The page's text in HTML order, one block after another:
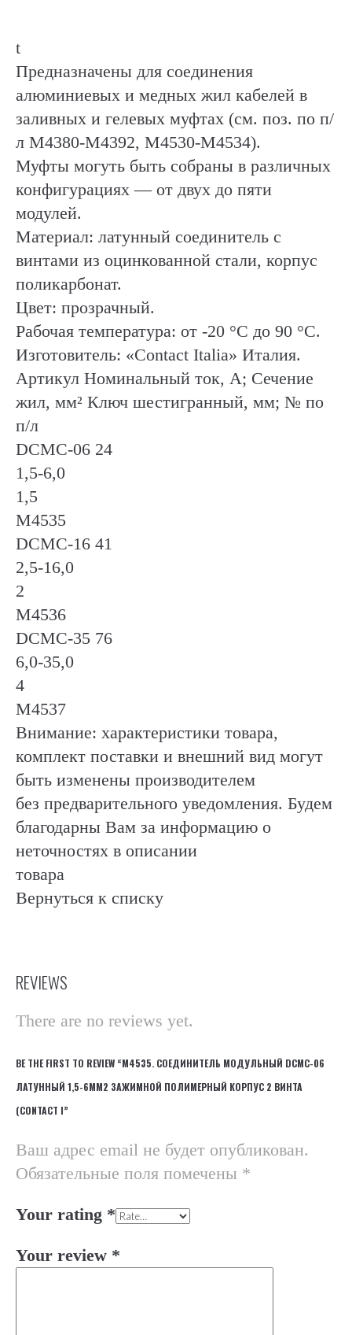
t
Предназначены для соединения
алюминиевых и медных жил кабелей в
заливных и гелевых муфтах (см. поз. по п/
л М4380-М4392, М4530-М4534).
Муфты могуть быть собраны в различных
конфигурациях — от двух до пяти
модулей.
Материал: латунный соединитель с
винтами из оцинкованной стали, корпус
поликарбонат.
Цвет: прозрачный.
Рабочая температура: от -20 °C до 90 °C.
Изготовитель: «Contact Italiа» Италия.
Артикул Номинальный ток, А; Сечение
жил, мм² Ключ шестигранный, мм; № по
п/л
DCMC-06 24
1,5-6,0
1,5
М4535
DCMC-16 41
2,5-16,0
2
М4536
DCMC-35 76
6,0-35,0
4
М4537
Внимание: характеристики товара,
комплект поставки и внешний вид могут
быть изменены производителем
без предварительного уведомления. Будем
благодарны Вам за информацию о
неточностях в описании
товара
Вернуться к списку
REVIEWS
There are no reviews yet.
BE THE FIRST TO REVIEW “М4535. СОЕДИНИТЕЛЬ МОДУЛЬНЫЙ DCMC-06
ЛАТУННЫЙ 1,5-6ММ2 ЗАЖИМНОЙ ПОЛИМЕРНЫЙ КОРПУС 2 ВИНТА
(CONTACT I”
Ваш адрес email не будет опубликован.
Обязательные поля помечены *
Your rating *
Your review *